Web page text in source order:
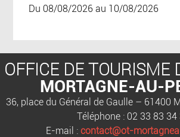
Du 08/08/2026 au 10/08/2026
OFFICE DE TOURISME
MORTAGNE-AU-
36, place du Général de Gaulle – 61400
Téléphone : 02 33 83 34
E-mail : contact@ot-